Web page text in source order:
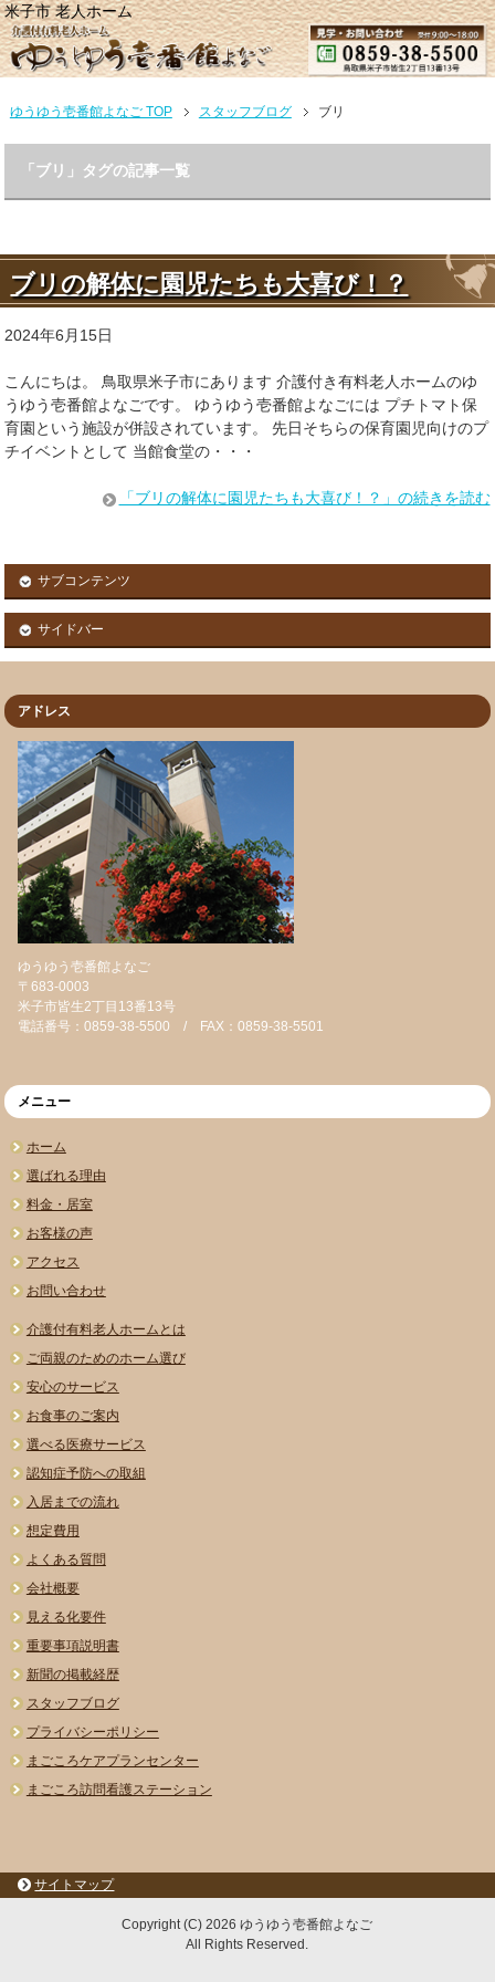
米子市 老人ホーム
ゆうゆう壱番館よなご TOP スタッフブログ ブリ
「ブリ」タグの記事一覧
ブリの解体に園児たちも大喜び！？
2024年6月15日
こんにちは。 鳥取県米子市にあります 介護付き有料老人ホームのゆ
うゆう壱番館よなごです。 ゆうゆう壱番館よなごには プチトマト保
育園という施設が併設されています。 先日そちらの保育園児向けのプ
チイベントとして 当館食堂の・・・
「ブリの解体に園児たちも大喜び！？」の続きを読む
サブコンテンツ
サイドバー
アドレス
ゆうゆう壱番館よなご
〒683-0003
米子市皆生2丁目13番13号
電話番号：0859-38-5500 / FAX：0859-38-5501
メニュー
ホーム
選ばれる理由
料金・居室
お客様の声
アクセス
お問い合わせ
介護付有料老人ホームとは
ご両親のためのホーム選び
安心のサービス
お食事のご案内
選べる医療サービス
認知症予防への取組
入居までの流れ
想定費用
よくある質問
会社概要
見える化要件
重要事項説明書
新聞の掲載経歴
スタッフブログ
プライバシーポリシー
まごころケアプランセンター
まごころ訪問看護ステーション
サイトマップ
Copyright (C) 2026 ゆうゆう壱番館よなご
All Rights Reserved.